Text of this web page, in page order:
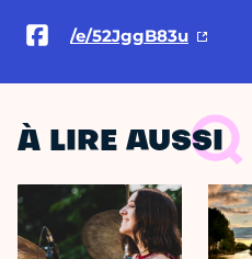
/e/52JggB83u
À LIRE AUSSI